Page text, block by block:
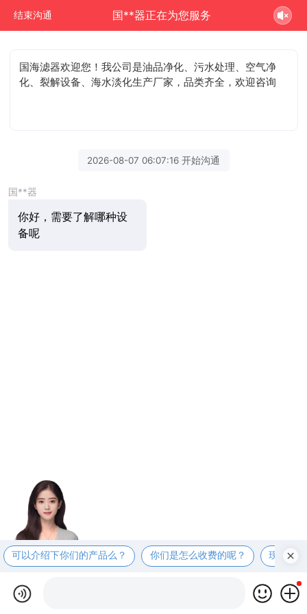
结束沟通 国**器正在为您服务
国海滤器欢迎您！我公司是油品净化、污水处理、空气净
化、裂解设备、海水淡化生产厂家，品类齐全，欢迎咨询
2026-08-07 06:07:16 开始沟通
国**器
你好，需要了解哪种设
备呢
可以介绍下你们的产品么？ 你们是怎么收费的呢？ 现在有